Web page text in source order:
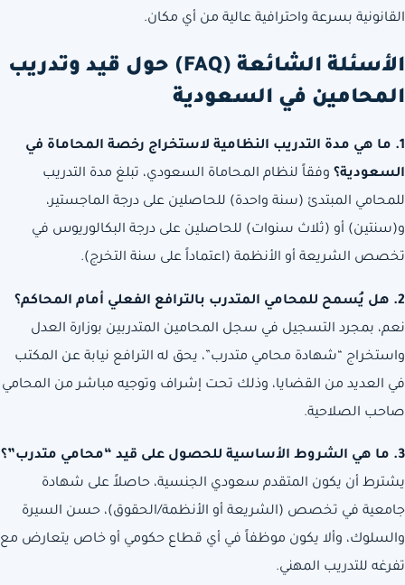
القانونية بسرعة واحترافية عالية من أي مكان.
الأسئلة الشائعة (FAQ) حول قيد وتدريب
المحامين في السعودية
1. ما هي مدة التدريب النظامية لاستخراج رخصة المحاماة في
السعودية؟ وفقاً لنظام المحاماة السعودي، تبلغ مدة التدريب
للمحامي المبتدئ (سنة واحدة) للحاصلين على درجة الماجستير،
و(سنتين) أو (ثلاث سنوات) للحاصلين على درجة البكالوريوس في
تخصص الشريعة أو الأنظمة (اعتماداً على سنة التخرج).
2. هل يُسمح للمحامي المتدرب بالترافع الفعلي أمام المحاكم؟
نعم، بمجرد التسجيل في سجل المحامين المتدربين بوزارة العدل
واستخراج “شهادة محامي متدرب”، يحق له الترافع نيابة عن المكتب
في العديد من القضايا، وذلك تحت إشراف وتوجيه مباشر من المحامي
صاحب الصلاحية.
3. ما هي الشروط الأساسية للحصول على قيد “محامي متدرب”؟
يشترط أن يكون المتقدم سعودي الجنسية، حاصلاً على شهادة
جامعية في تخصص (الشريعة أو الأنظمة/الحقوق)، حسن السيرة
والسلوك، وألا يكون موظفاً في أي قطاع حكومي أو خاص يتعارض مع
تفرغه للتدريب المهني.